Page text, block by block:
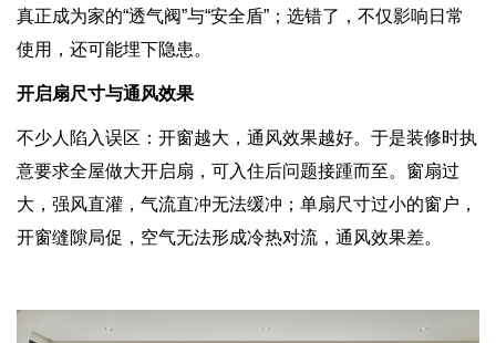
真正成为家的“透气阀”与“安全盾”；选错了，不仅影响日常
使用，还可能埋下隐患。
开启扇尺寸与通风效果
不少人陷入误区：开窗越大，通风效果越好。于是装修时执
意要求全屋做大开启扇，可入住后问题接踵而至。窗扇过
大，强风直灌，气流直冲无法缓冲；单扇尺寸过小的窗户，
开窗缝隙局促，空气无法形成冷热对流，通风效果差。